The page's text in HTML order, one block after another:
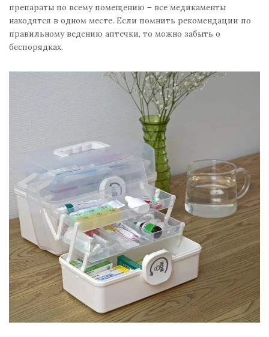
препараты по всему помещению – все медикаменты
находятся в одном месте. Если помнить рекомендации по
правильному ведению аптечки, то можно забыть о
беспорядках.